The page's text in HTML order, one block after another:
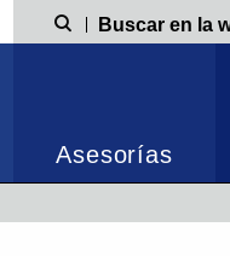
Búsqueda
Asesorías